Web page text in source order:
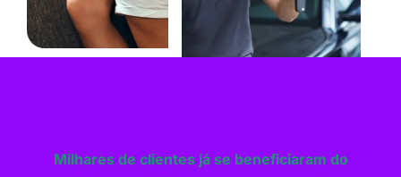
Milhares de clientes já se beneficiaram do